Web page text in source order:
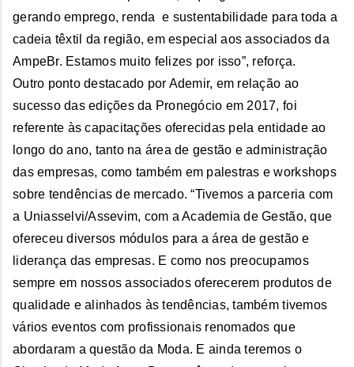
gerando emprego, renda e sustentabilidade para toda a
cadeia têxtil da região, em especial aos associados da
AmpeBr. Estamos muito felizes por isso”, reforça.
Outro ponto destacado por Ademir, em relação ao
sucesso das edições da Pronegócio em 2017, foi
referente às capacitações oferecidas pela entidade ao
longo do ano, tanto na área de gestão e administração
das empresas, como também em palestras e workshops
sobre tendências de mercado. “Tivemos a parceria com
a Uniasselvi/Assevim, com a Academia de Gestão, que
ofereceu diversos módulos para a área de gestão e
liderança das empresas. E como nos preocupamos
sempre em nossos associados oferecerem produtos de
qualidade e alinhados às tendências, também tivemos
vários eventos com profissionais renomados que
abordaram a questão da Moda. E ainda teremos o